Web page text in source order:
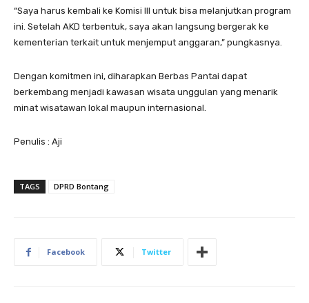
“Saya harus kembali ke Komisi III untuk bisa melanjutkan program
ini. Setelah AKD terbentuk, saya akan langsung bergerak ke
kementerian terkait untuk menjemput anggaran,” pungkasnya.
Dengan komitmen ini, diharapkan Berbas Pantai dapat
berkembang menjadi kawasan wisata unggulan yang menarik
minat wisatawan lokal maupun internasional.
Penulis : Aji
TAGS DPRD Bontang
Facebook Twitter